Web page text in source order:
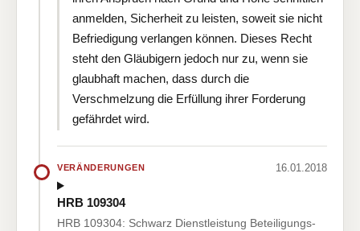
anmelden, Sicherheit zu leisten, soweit sie nicht
Befriedigung verlangen können. Dieses Recht
steht den Gläubigern jedoch nur zu, wenn sie
glaubhaft machen, dass durch die
Verschmelzung die Erfüllung ihrer Forderung
gefährdet wird.
VERÄNDERUNGEN 16.01.2018
HRB 109304
HRB 109304: Schwarz Dienstleistung Beteiligungs-